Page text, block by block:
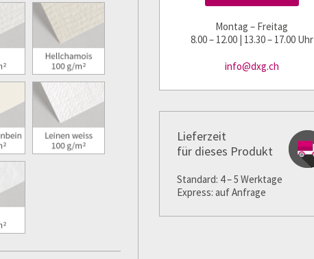
Montag – Freitag
8.00 – 12.00 | 13.30 – 17.00 Uhr
info@dxg.ch
Lieferzeit
für dieses Produkt
Standard: 4 – 5 Werktage
Express: auf Anfrage